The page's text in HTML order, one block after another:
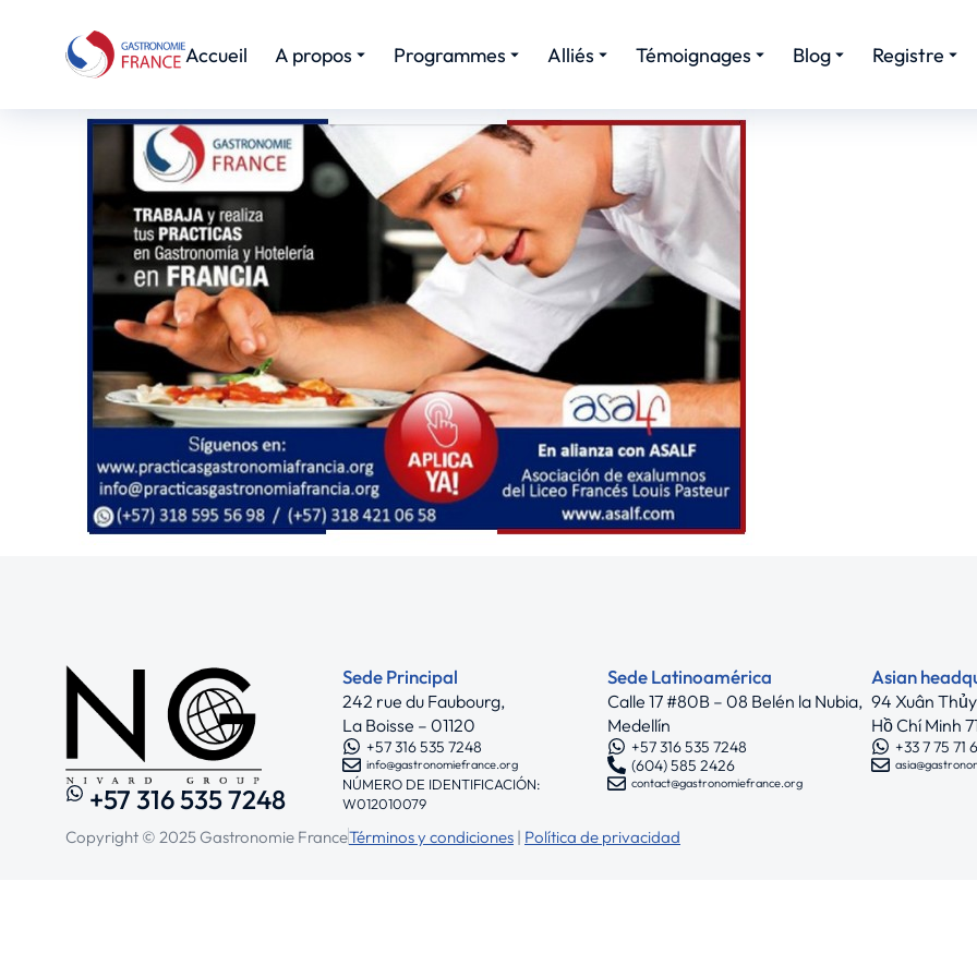
Accueil A propos Programmes Alliés Témoignages Blog Registre
+57 316 535 7248
Sede Principal
242 rue du Faubourg,
La Boisse – 01120
+57 316 535 7248
info@gastronomiefrance.org
NÚMERO DE IDENTIFICACIÓN:
W012010079
Sede Latinoamérica
Calle 17 #80B – 08 Belén la Nubia,
Medellín
+57 316 535 7248
(604) 585 2426
contact@gastronomiefrance.org
Asian
94 Xuân
Hồ Chí Minh
+33 7 75 71
Copyright © 2025 Gastronomie FranceTérminos y condiciones | Política de privacidad